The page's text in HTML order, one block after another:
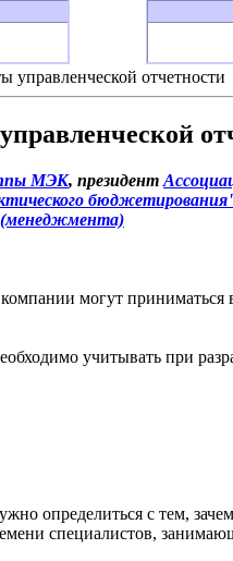
управленческой отчетности
МЭК, президент
(менеджмента)
могут
учитывать при
определиться с тем,
специалистов,